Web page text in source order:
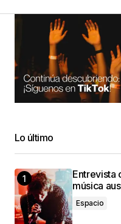
Lo último
Entrevista
música
Espacio